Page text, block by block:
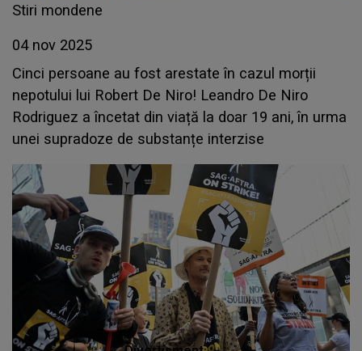
Stiri mondene
04 nov 2025
Cinci persoane au fost arestate în cazul morții
nepotului lui Robert De Niro! Leandro De Niro
Rodriguez a încetat din viață la doar 19 ani, în urma
unei supradoze de substanțe interzise